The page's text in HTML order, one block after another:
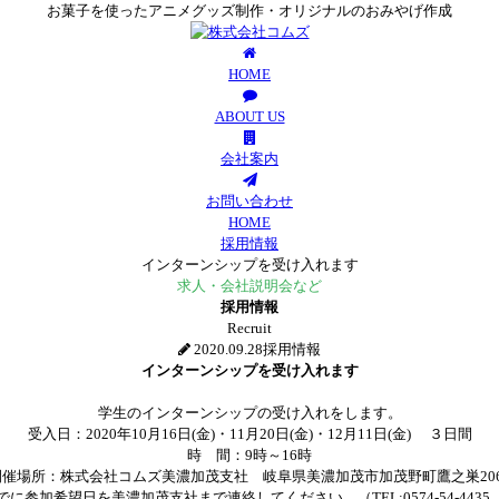
お菓子を使ったアニメグッズ制作・オリジナルのおみやげ作成
HOME
ABOUT US
会社案内
お問い合わせ
HOME
採用情報
インターンシップを受け入れます
求人・会社説明会など
採用情報
Recruit
2020.09.28採用情報
インターンシップを受け入れます
学生のインターンシップの受け入れをします。
受入日：2020年10月16日(金)・11月20日(金)・12月11日(金) ３日間
時 間：9時～16時
催場所：株式会社コムズ美濃加茂支社 岐阜県美濃加茂市加茂野町鷹之巣